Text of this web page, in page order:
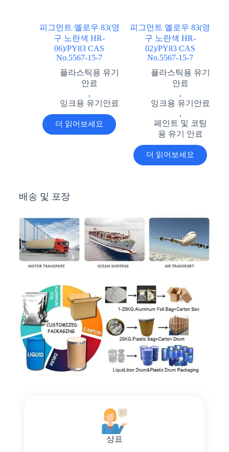
피그먼트 옐로우 83(영
구 노란색 HR-
06)/PY83 CAS
No.5567-15-7
플라스틱용 유기
안료
,
잉크용 유기안료
더 읽어보세요
피그먼트 옐로우 83(영
구 노란색 HR-
02)/PY83 CAS
No.5567-15-7
플라스틱용 유기
안료
,
잉크용 유기안료
,
페인트 및 코팅
용 유기 안료
더 읽어보세요
배송 및 포장
상표